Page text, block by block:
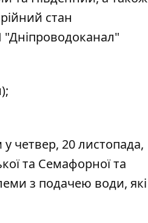
стан
"Дніпроводоканал"
четвер, 20 листопада,
та Семафорної та
з подачею води, які